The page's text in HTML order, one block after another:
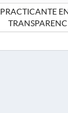
PRACTICANTE